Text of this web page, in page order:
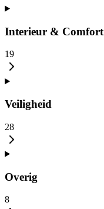
Interieur & Comfort
19
Veiligheid
28
Overig
8